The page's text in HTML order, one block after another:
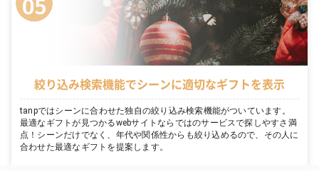
絞り込み検索機能でシーンに適切なギフトを表示
tanpではシーンに合わせた独自の絞り込み検索機能がついています。
最適なギフトが見つかるwebサイトならではのサービスで探しやすさ満
点！シーンだけでなく、年代や関係性からも絞り込めるので、その人に
合わせた最適なギフトを提案します。